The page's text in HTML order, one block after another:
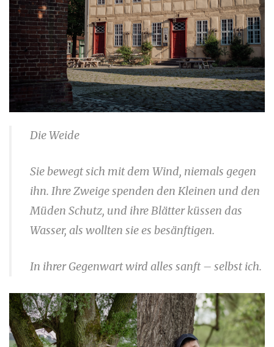
Die Weide
Sie bewegt sich mit dem Wind, niemals gegen
ihn. Ihre Zweige spenden den Kleinen und den
Müden Schutz, und ihre Blätter küssen das
Wasser, als wollten sie es besänftigen.
In ihrer Gegenwart wird alles sanft – selbst ich.